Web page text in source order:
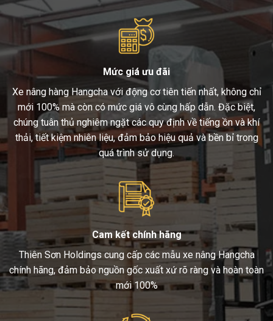
Mức giá ưu đãi
Xe nâng hàng Hangcha với động cơ tiên tiến nhất, không chỉ
mới 100% mà còn có mức giá vô cùng hấp dẫn. Đặc biệt,
chúng tuân thủ nghiêm ngặt các quy định về tiếng ồn và khí
thải, tiết kiệm nhiên liệu, đảm bảo hiệu quả và bền bỉ trong
quá trình sử dụng.
Cam kết chính hãng
Thiên Sơn Holdings cung cấp các mẫu xe nâng Hangcha
chính hãng, đảm bảo nguồn gốc xuất xứ rõ ràng và hoàn toàn
mới 100%